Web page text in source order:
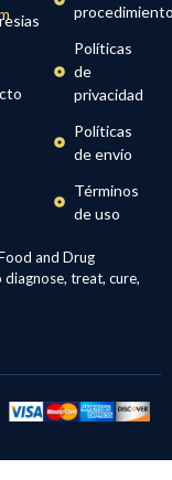
Políticas
de
privacidad
Políticas
de envío
Términos
de uso
and Drug
treat, cure,